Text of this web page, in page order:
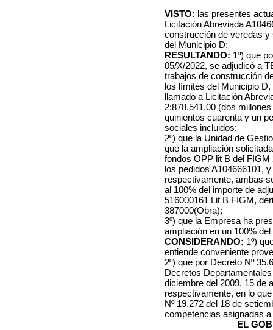
VISTO: las presentes
Licitación Abreviada
construcción de veredas
del Municipio D;
RESULTANDO: 1º) que
05/X/2022, se adjudicó a
trabajos de construcción
los límites del Municipio
llamado a Licitación
2:878.541,00 (dos
quinientos cuarenta y un
sociales incluidos;
2º) que la Unidad de
que la ampliación
fondos OPP lit B del
los pedidos A104666101,
respectivamente, ambas
al 100% del importe de
516000161 Lit B FIGM,
387000(Obra);
3º) que la Empresa ha
ampliación en un 100%
CONSIDERANDO: 1º)
entiende conveniente
2º) que por Decreto Nº
Decretos
diciembre del 2009, 15 de
respectivamente, en lo
Nº 19.272 del 18 de
competencias asignadas
EL